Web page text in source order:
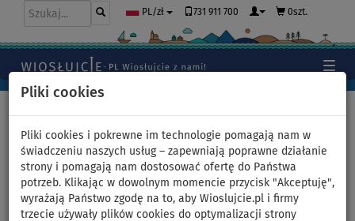
Pliki cookies
Pliki cookies i pokrewne im technologie pomagają nam w
świadczeniu naszych usług – zapewniają poprawne działanie
strony i pomagają nam dostosować ofertę do Państwa
potrzeb. Klikając w dowolnym momencie przycisk "Akceptuję",
wyrażają Państwo zgodę na to, aby Wioslujcie.pl i firmy
trzecie używały plików cookies do optymalizacji strony
PL/zł 731 911 700 0szt.
Deska SUP STX Tourer 11'6 z
wiosłem laminatowym -